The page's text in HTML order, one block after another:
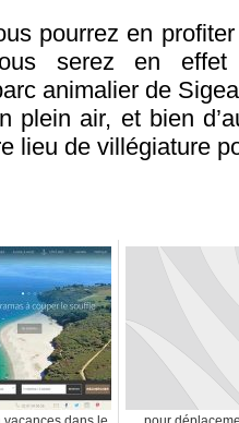
pourrez en
serez en
animalier de
plein air, et bien
lieu de villégiature